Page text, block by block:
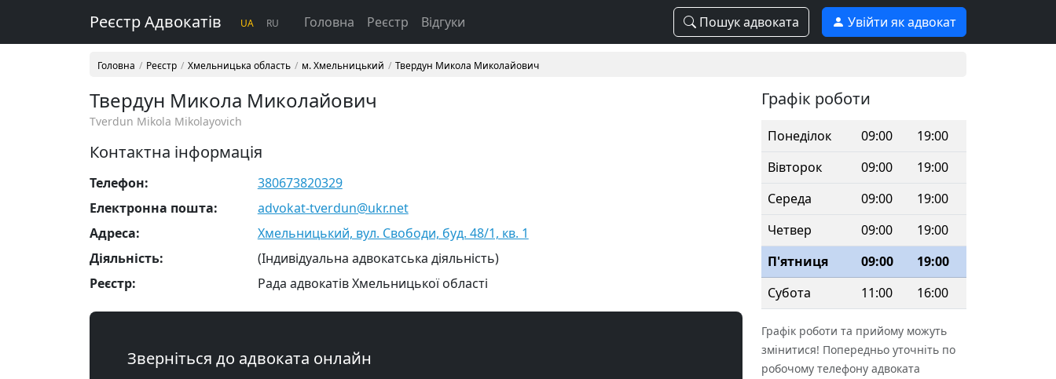
Реєстр Адвокатів UA RU Головна Реєстр Відгуки Пошук адвоката Увійти як адвокат
Головна Реєстр Хмельницька область м. Хмельницький Твердун Микола Миколайович
Твердун Микола Миколайович
Tverdun Mikola Mikolayovich
Контактна інформація
Телефон:
380673820329
Електронна пошта:
advokat-tverdun@ukr.net
Адреса:
Хмельницький, вул. Свободи, буд. 48/1, кв. 1
Діяльність:
(Індивідуальна адвокатська діяльність)
Реєстр:
Рада адвокатів Хмельницької області
Зверніться до адвоката онлайн
Графік роботи
Понеділок 09:00
19:00
Вівторок
09:00
19:00
Середа
09:00
19:00
Четвер
09:00
19:00
П'ятниця
09:00
19:00
Субота
11:00 16:00
Графік роботи та прийому можуть
змінитися! Попередньо уточніть по
робочому телефону адвоката